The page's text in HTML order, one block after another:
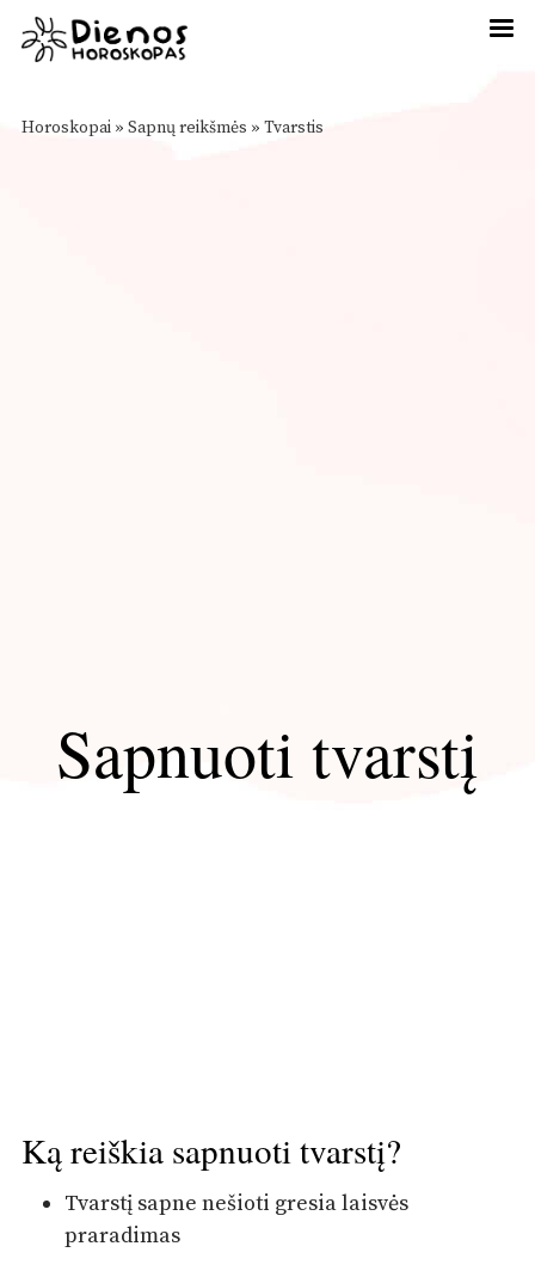
Horoskopai » Sapnų reikšmės » Tvarstis
Sapnuoti tvarstį
Ką reiškia sapnuoti tvarstį?
Tvarstį sapne nešioti gresia laisvės
praradimas